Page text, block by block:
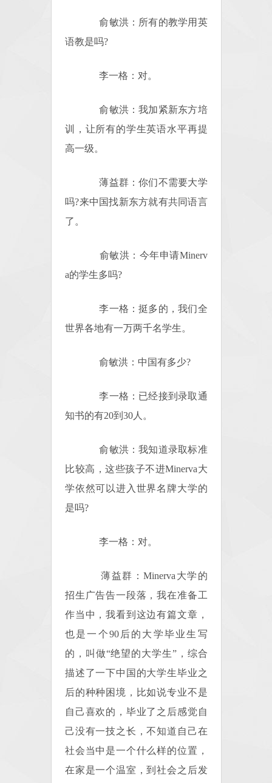
俞敏洪：所有的教学用英
语教是吗?
李一格：对。
俞敏洪：我加紧新东方培
训，让所有的学生英语水平再提
高一级。
薄益群：你们不需要大学
吗?来中国找新东方就有共同语言
了。
俞敏洪：今年申请Minerv
a的学生多吗?
李一格：挺多的，我们全
世界各地有一万两千名学生。
俞敏洪：中国有多少?
李一格：已经接到录取通
知书的有20到30人。
俞敏洪：我知道录取标准
比较高，这些孩子不进Minerva大
学依然可以进入世界名牌大学的
是吗?
李一格：对。
薄益群：Minerva大学的
招生广告告一段落，我在准备工
作当中，我看到这边有篇文章，
也是一个90后的大学毕业生写
的，叫做“绝望的大学生”，综合
描述了一下中国的大学生毕业之
后的种种困境，比如说专业不是
自己喜欢的，毕业了之后感觉自
己没有一技之长，不知道自己在
社会当中是一个什么样的位置，
在家是一个温室，到社会之后发